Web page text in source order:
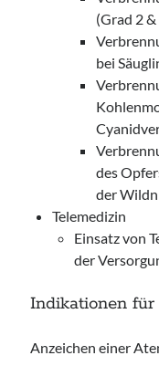
(Grad 2 &
bei
des
der
Telemedizin
Einsatz von
der
Indikationen
Anzeichen einer